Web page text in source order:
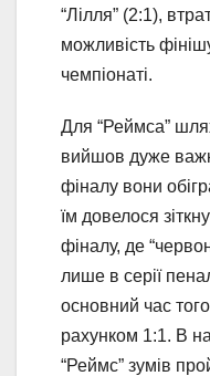
“Лілля” (2:1),
можливість
чемпіонаті.
Для “Реймса”
вийшов дуже
фіналу вони
їм довелося
фіналу, де
лише в серії
основний час
рахунком 1:1. В
“Реймс” зумів